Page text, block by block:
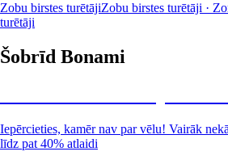
Zobu birstes turētājiZobu birstes turētāji ·
turētāji
Šobrīd Bonami
Iepērcieties, kamēr nav par vēlu! Vairāk
līdz pat 40% atlaidi